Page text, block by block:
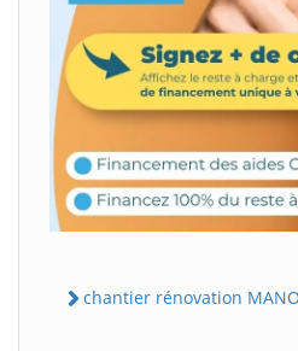
chantier rénovation